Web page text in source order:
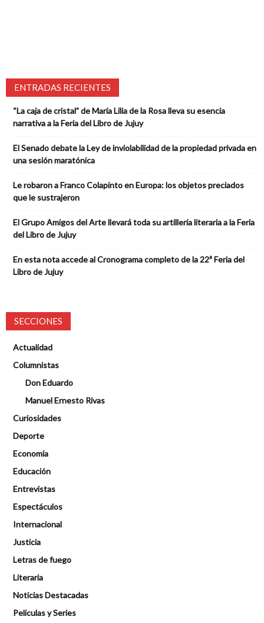
ENTRADAS RECIENTES
“La caja de cristal” de María Lilia de la Rosa lleva su esencia
narrativa a la Feria del Libro de Jujuy
El Senado debate la Ley de inviolabilidad de la propiedad privada en
una sesión maratónica
Le robaron a Franco Colapinto en Europa: los objetos preciados
que le sustrajeron
El Grupo Amigos del Arte llevará toda su artillería literaria a la Feria
del Libro de Jujuy
En esta nota accede al Cronograma completo de la 22ª Feria del
Libro de Jujuy
SECCIONES
Actualidad
Columnistas
Don Eduardo
Manuel Ernesto Rivas
Curiosidades
Deporte
Economía
Educación
Entrevistas
Espectáculos
Internacional
Justicia
Letras de fuego
Literaria
Noticias Destacadas
Peliculas y Series